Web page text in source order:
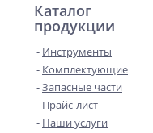
Каталог
продукции
Инструменты
Комплектующие
Запасные части
Прайс-лист
Наши услуги